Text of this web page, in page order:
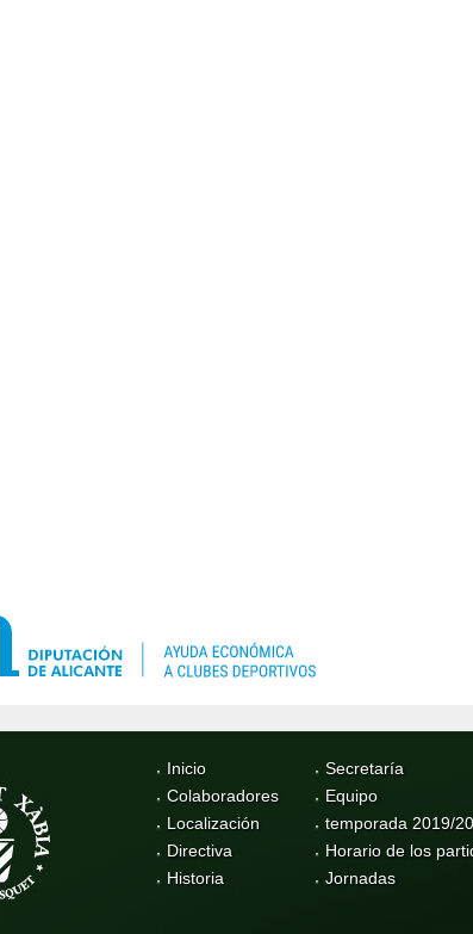
Inicio
Colaboradores
Localización
Directiva
Historia
Secretaría
Equipo
temporada 2019/
Horario de los
Jornadas